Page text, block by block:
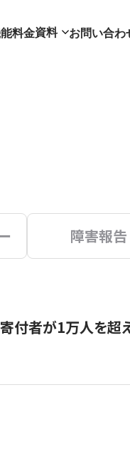
料金資料 お問い合わ
障害報告
付者が1万人を超え